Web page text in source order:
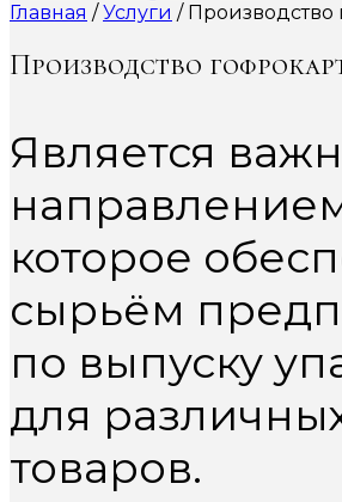
Главная /Услуги / Производство
Производство
Является
которое
сырьём
по выпуску
для
товаров.